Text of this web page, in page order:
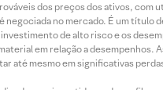
dos preços dos ativos, com
negociada no mercado. É um
de alto risco e os
em relação a
até mesmo em significativas